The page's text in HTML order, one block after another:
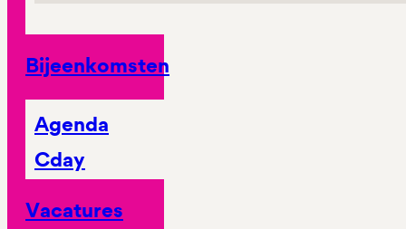
Bijeenkomsten
Agenda
Cday
Vacatures